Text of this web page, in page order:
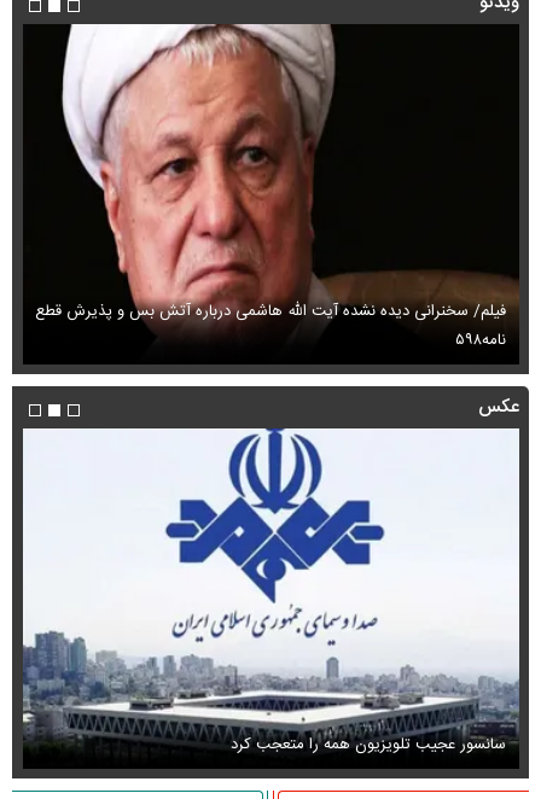
فیلم/ سخنرانی دیده نشده آیت الله هاشمی درباره آتش بس و پذیرش قطع
نامه۵۹۸
عکس
سانسور عجیب تلویزیون همه را متعجب کرد